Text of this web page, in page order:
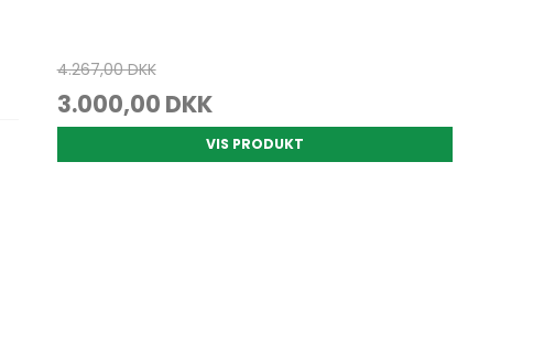
4.267,00 DKK
3.000,00 DKK
VIS PRODUKT